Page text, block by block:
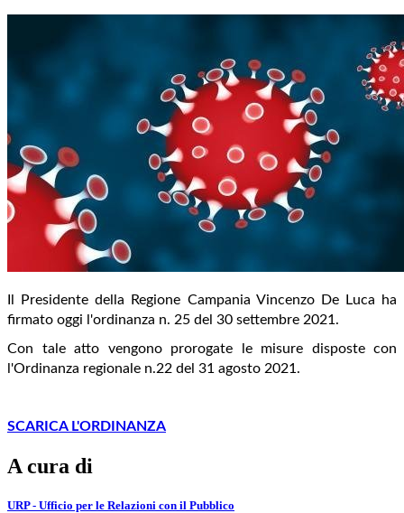
Il Presidente della Regione Campania Vincenzo De Luca ha
firmato oggi l'ordinanza n. 25 del 30 settembre 2021.
Con tale atto vengono prorogate le misure disposte con
l'Ordinanza regionale n.22 del 31 agosto 2021.
SCARICA L'ORDINANZA
A cura di
URP - Ufficio per le Relazioni con il Pubblico